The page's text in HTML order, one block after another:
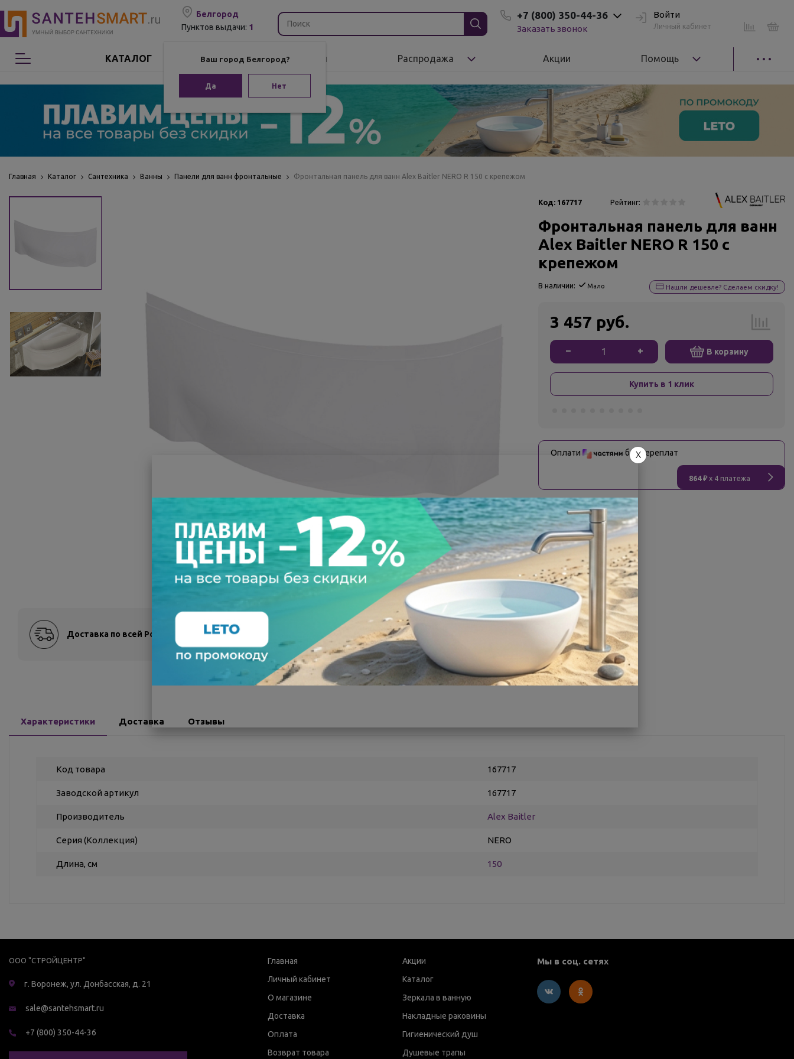
Белгород
Пунктов выдачи: 1
Ваш город Белгород?
Да Нет
+7 (800) 350-44-36
Заказать звонок
Войти
Личный кабинет
КАТАЛОГ
Сантехника
Мебель для ванной
Аксессуары для ванной
Бренды Распродажа Акции Помощь
Главная Каталог Сантехника Ванны Панели для ванн фронтальные Фронтальная панель для ванн Alex Baitler NERO R 150 с крепежом
Доставка по всей России Оплата после осмотра Всегда низкие цены
Код: 167717 Рейтинг:
Фронтальная панель для ванн
Alex Baitler NERO R 150 с
крепежом
В наличии: Мало Нашли дешевле? Сделаем скидку!
3 457 руб.
− + В корзину
Купить в 1 клик
Оплати без переплат
864 ₽x 4 платежа
О товаре
Заводской артикул: 167717
Производитель:
Alex Baitler
Другие характеристики
Поделиться
Характеристики Доставка Отзывы
Код товара 167717
Заводской артикул 167717
Производитель Alex Baitler
Серия (Коллекция) NERO
Длина, см 150
ООО "СТРОЙЦЕНТР"
г. Воронеж, ул. Донбасская, д. 21
sale@santehsmart.ru
+7 (800) 350-44-36
Главная
Личный кабинет
О магазине
Доставка
Оплата
Возврат товара
Акции
Каталог
Зеркала в ванную
Накладные раковины
Гигиенический душ
Душевые трапы
Мы в соц. сетях
X